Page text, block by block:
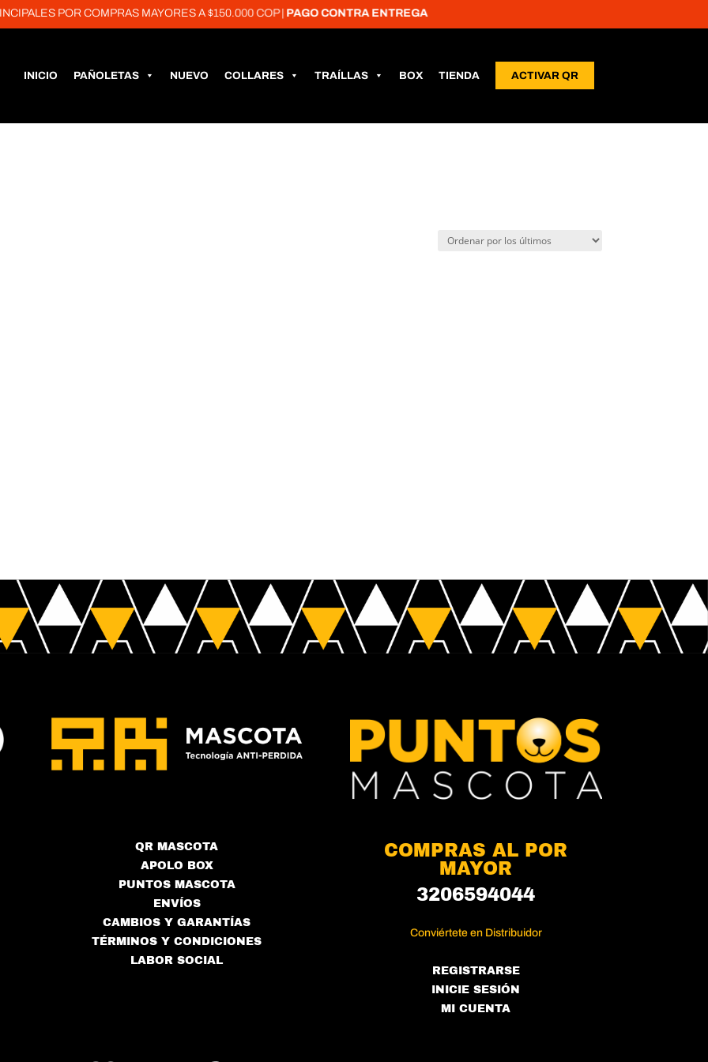
POR COMPRAS MAYORES A $150.000 COP |PAGO CONTRA ENTREGA
INICIO PAÑOLETAS NUEVO COLLARES TRAÍLLAS BOX TIENDA ACTIVAR QR
QR MASCOTA
APOLO BOX
PUNTOS MASCOTA
ENVÍOS
CAMBIOS Y GARANTÍAS
TÉRMINOS Y CONDICIONES
LABOR SOCIAL
COMPRAS AL POR
MAYOR
3206594044
Conviértete en Distribuidor
REGISTRARSE
INICIE SESIÓN
MI CUENTA